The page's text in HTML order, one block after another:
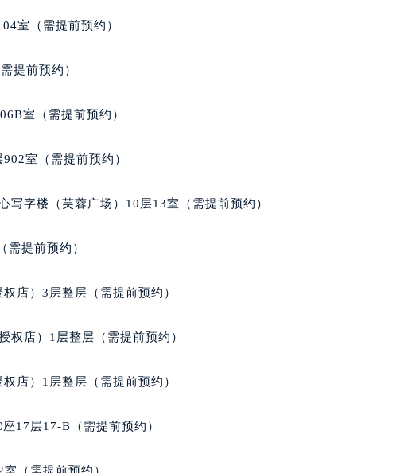
务中心（需提前预约）
中心（需提前预约）
名表维修授权店1楼萧邦售后服务中心（需提前预约）
际中心D座11层1102室萧邦售后服务中心（北京总部）（需提前预约）
下萧邦售后服务中心（需提前预约）
邦售后服务中心（需提前预约）
后服务中心（需提前预约）
萧邦售后服务中心（需提前预约）
邦售后服务中心（需提前预约）
明街与额尔敦路交叉口萧邦售后服务中心（需提前预约）
室（需提前预约）
提前预约）
室（需提前预约）
室（需提前预约）
字楼（芙蓉广场）10层13室（需提前预约）
提前预约）
店）3层整层（需提前预约）
权店）1层整层（需提前预约）
店）1层整层（需提前预约）
17层17-B（需提前预约）